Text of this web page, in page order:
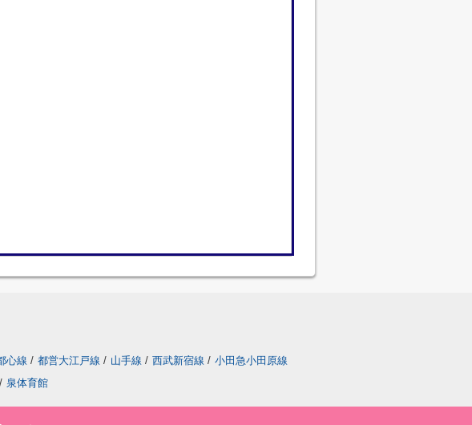
心線 / 都営大江戸線 / 山手線 / 西武新宿線 / 小田急小田原線
/ 泉体育館